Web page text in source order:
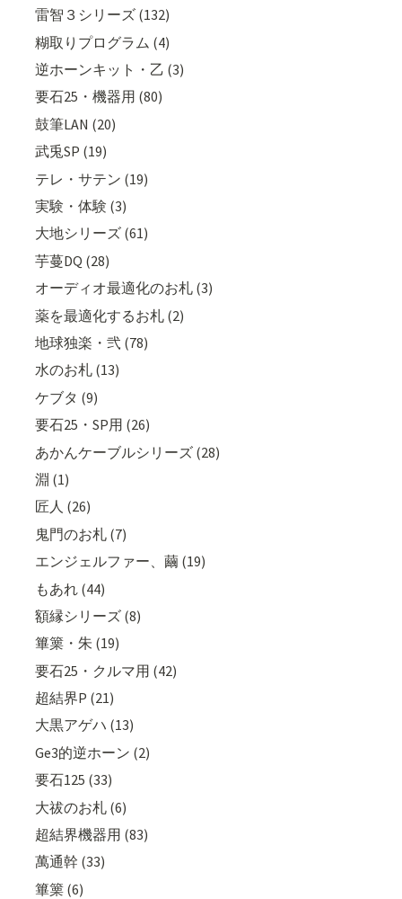
雷智３シリーズ (132)
糊取りプログラム (4)
逆ホーンキット・乙 (3)
要石25・機器用 (80)
鼓筆LAN (20)
武兎SP (19)
テレ・サテン (19)
実験・体験 (3)
大地シリーズ (61)
芋蔓DQ (28)
オーディオ最適化のお札 (3)
薬を最適化するお札 (2)
地球独楽・弐 (78)
水のお札 (13)
ケブタ (9)
要石25・SP用 (26)
あかんケーブルシリーズ (28)
淵 (1)
匠人 (26)
鬼門のお札 (7)
エンジェルファー、繭 (19)
もあれ (44)
額縁シリーズ (8)
篳篥・朱 (19)
要石25・クルマ用 (42)
超結界P (21)
大黒アゲハ (13)
Ge3的逆ホーン (2)
要石125 (33)
大祓のお札 (6)
超結界機器用 (83)
萬通幹 (33)
篳篥 (6)